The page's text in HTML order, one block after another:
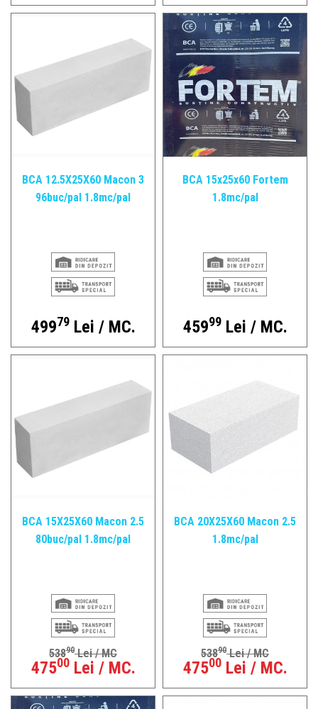
Robineti
Tije filetate si prezoane
BCA 12.5X25X60 Macon 3
96buc/pal 1.8mc/pal
49979Lei / MC.
BCA 15x25x60 Fortem
1.8mc/pal
45999Lei / MC.
BCA 15X25X60 Macon 2.5
80buc/pal 1.8mc/pal
53890Lei / MC
47500Lei / MC.
BCA 20X25X60 Macon 2.5
1.8mc/pal
53890Lei / MC
47500Lei / MC.